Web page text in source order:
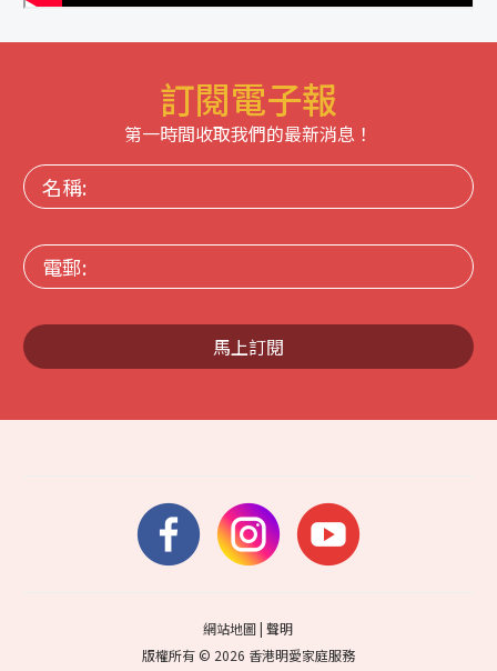
訂閱電子報
第一時間收取我們的最新消息！
名
稱:
電
郵:
馬上訂閱
網站地圖|聲明
版權所有 © 2026 香港明愛家庭服務